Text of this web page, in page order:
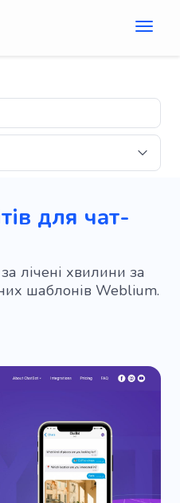
для чат-
лічені хвилини за
шаблонів Weblium.